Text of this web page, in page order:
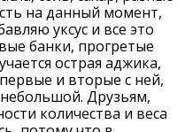
на данный момент,
уксус и все это
банки, прогретые
острая аджика,
и вторые с ней,
Друзьям,
количества и веса